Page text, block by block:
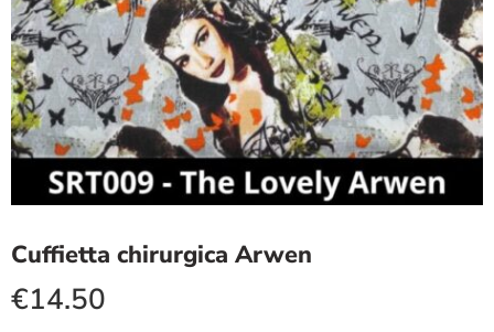
Cuffietta chirurgica Arwen
€14.50